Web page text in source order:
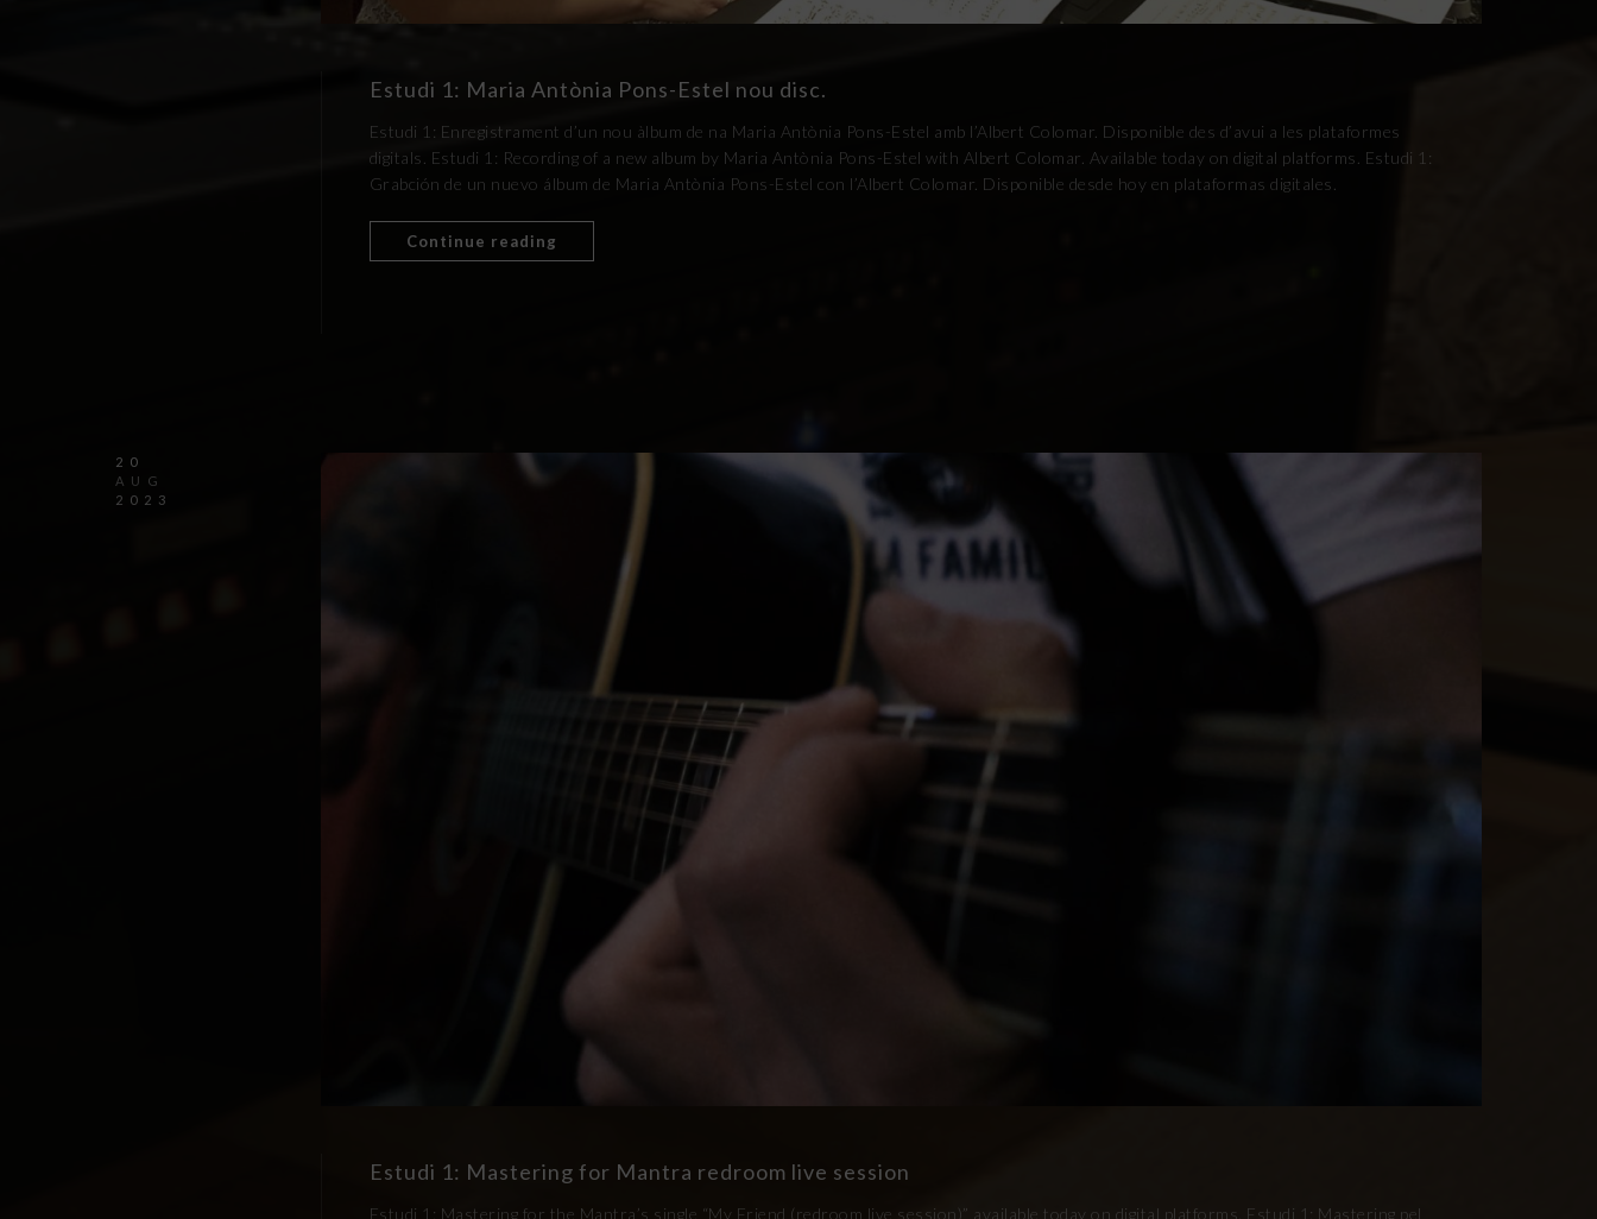
Estudi 1: Maria Antònia Pons-Estel nou disc.
Estudi 1: Enregistrament d’un nou àlbum de na Maria Antònia Pons-Estel amb l’Albert Colomar. Disponible des d’avui a les plataformes
digitals. Estudi 1: Recording of a new album by Maria Antònia Pons-Estel with Albert Colomar. Available today on digital platforms. Estudi 1:
Grabción de un nuevo álbum de Maria Antònia Pons-Estel con l’Albert Colomar. Disponible desde hoy en plataformas digitales.
Continue reading
20
AUG
2023
Estudi 1: Mastering for Mantra redroom live session
Estudi 1: Mastering for the Mantra’s single “My Friend (redroom live session)” available today on digital platforms. Estudi 1: Mastering pel